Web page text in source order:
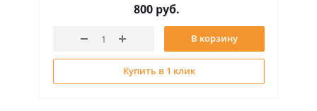
800руб.
В корзину
Купить в 1 клик